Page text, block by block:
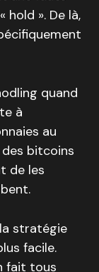
hold ». De là,
quand
à
au
bitcoins
de les
stratégie
facile.
fait tous